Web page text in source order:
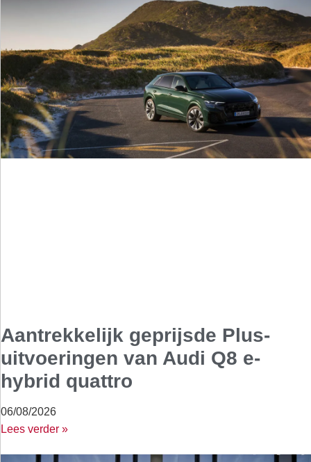
Aantrekkelijk geprijsde Plus-
uitvoeringen van Audi Q8 e-
hybrid quattro
06/08/2026
Lees verder »